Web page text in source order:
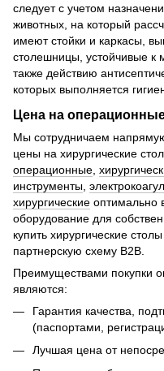
следует с учетом
животных, на который
имеют стойки и каркасы,
столешницы, устойчивые к
также действию
которых выполняется
Цена на
Мы сотрудничаем
цены на хирургические
операционные
инструменты
хирургические оптимально
оборудование для
купить хирургические
партнерскую схему B2B.
Преимуществами покупки
являются:
Гарантия качества,
(паспортами,
Лучшая цена от